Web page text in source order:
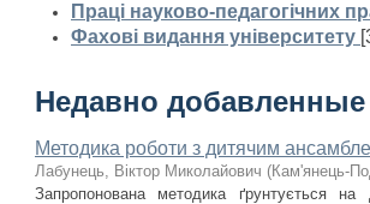
Праці науково-педагогічних
Фахові видання університету
Недавно добавленные
Методика роботи з дитячим
Лабунець, Віктор Миколайович (Кам'янець-
Запропонована методика ґрунтується на